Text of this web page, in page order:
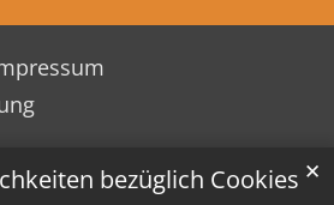
bezüglich Cookies ✕